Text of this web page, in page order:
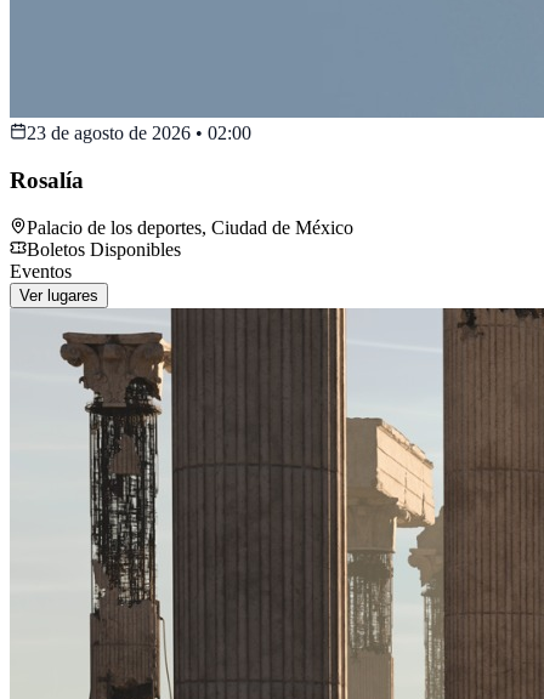
23 de agosto de 2026 • 02:00
Rosalía
Palacio de los deportes, Ciudad de México
Boletos Disponibles
Eventos
Ver lugares